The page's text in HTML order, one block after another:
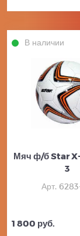
В наличии
Мяч ф/б Star X-
3
Арт.
1 800 руб.